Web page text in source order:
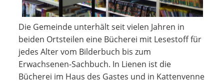
Die Gemeinde unterhält seit vielen Jahren in
beiden Ortsteilen eine Bücherei mit Lesestoff für
jedes Alter vom Bilderbuch bis zum
Erwachsenen-Sachbuch. In Lienen ist die
Bücherei im Haus des Gastes und in Kattenvenne